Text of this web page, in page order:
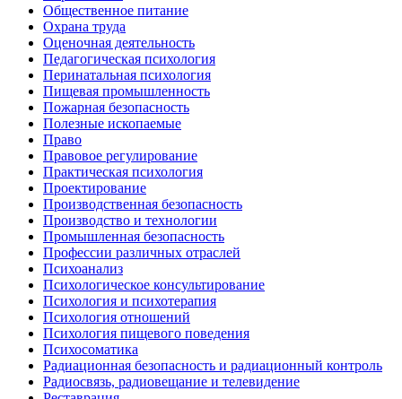
Общественное питание
Охрана труда
Оценочная деятельность
Педагогическая психология
Перинатальная психология
Пищевая промышленность
Пожарная безопасность
Полезные ископаемые
Право
Правовое регулирование
Практическая психология
Проектирование
Производственная безопасность
Производство и технологии
Промышленная безопасность
Профессии различных отраслей
Психоанализ
Психологическое консультирование
Психология и психотерапия
Психология отношений
Психология пищевого поведения
Психосоматика
Радиационная безопасность и радиационный контроль
Радиосвязь, радиовещание и телевидение